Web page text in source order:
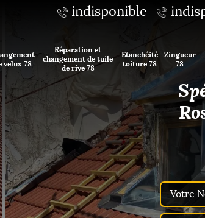
indisponible
velux 78
Réparation et
changement de tuile
de rive 78
Etanchéité
toiture 78
Zingueur
78